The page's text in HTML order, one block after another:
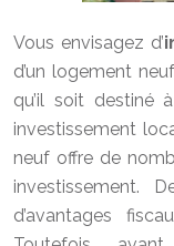
Vous envisagez d’
d’un logement
qu’il soit destiné
investissement
neuf offre de
investissement.
d’avantages